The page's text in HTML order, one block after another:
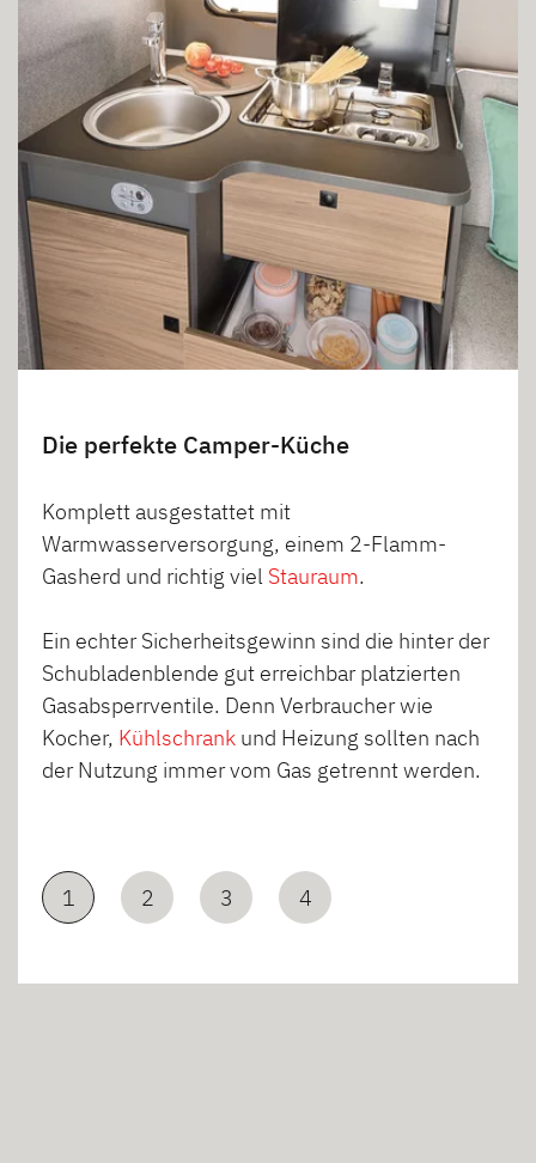
Die perfekte Camper-Küche
Komplett ausgestattet mit
Warmwasserversorgung, einem 2-Flamm-
Gasherd und richtig viel Stauraum.
Ein echter Sicherheitsgewinn sind die hinter der
Schubladenblende gut erreichbar platzierten
Gasabsperrventile. Denn Verbraucher wie
Kocher, Kühlschrank und Heizung sollten nach
der Nutzung immer vom Gas getrennt werden.
1 2 3 4